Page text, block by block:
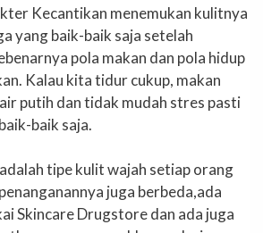
Kecantikan menemukan kulitnya
yang baik-baik saja setelah
pola makan dan pola hidup
Kalau kita tidur cukup, makan
putih dan tidak mudah stres pasti
baik saja.
tipe kulit wajah setiap orang
juga berbeda,ada
Skincare Drugstore dan ada juga